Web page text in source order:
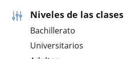
Niveles de las clases
Bachillerato
Universitarios